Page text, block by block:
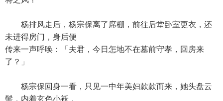
杨排风走后，杨宗保离了席棚，前往后堂卧室更衣，还
未进得房门，身后便
传来一声呼唤：「夫君，今日怎地不在墓前守孝，回房来
了？」
杨宗保回身一看，只见一中年美妇款款而来，她头盘云
髻，内着玄色小袄，